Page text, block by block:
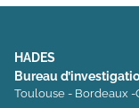
HADES
Bureau
Toulouse - Bordeaux